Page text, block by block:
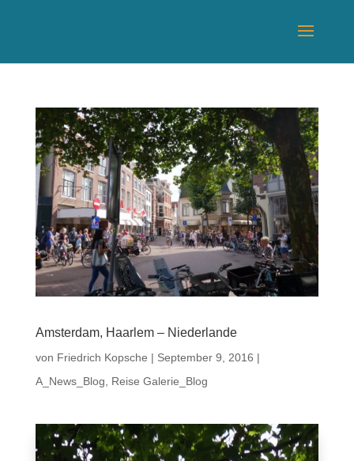
Amsterdam, Haarlem – Niederlande
von Friedrich Kopsche | September 9, 2016 |
A_News_Blog
Reise Galerie_Blog